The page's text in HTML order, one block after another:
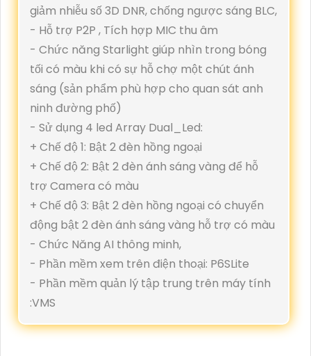
giảm nhiễu số 3D DNR, chống ngược sáng BLC,
- Hỗ trợ P2P , Tích hợp MIC thu âm
- Chức năng Starlight giúp nhìn trong bóng
tối có màu khi có sự hỗ chợ một chút ánh
sáng (sản phẩm phù hợp cho quan sát anh
ninh đường phố)
- Sử dụng 4 led Array Dual_Led:
+ Chế độ 1: Bật 2 đèn hồng ngoại
+ Chế độ 2: Bật 2 đèn ánh sáng vàng để hỗ
trợ Camera có màu
+ Chế độ 3: Bật 2 đèn hồng ngoại có chuyển
động bật 2 đèn ánh sáng vàng hỗ trợ có màu
- Chức Năng AI thông minh,
- Phần mềm xem trên điện thoại: P6SLite
- Phần mềm quản lý tập trung trên máy tính
:VMS